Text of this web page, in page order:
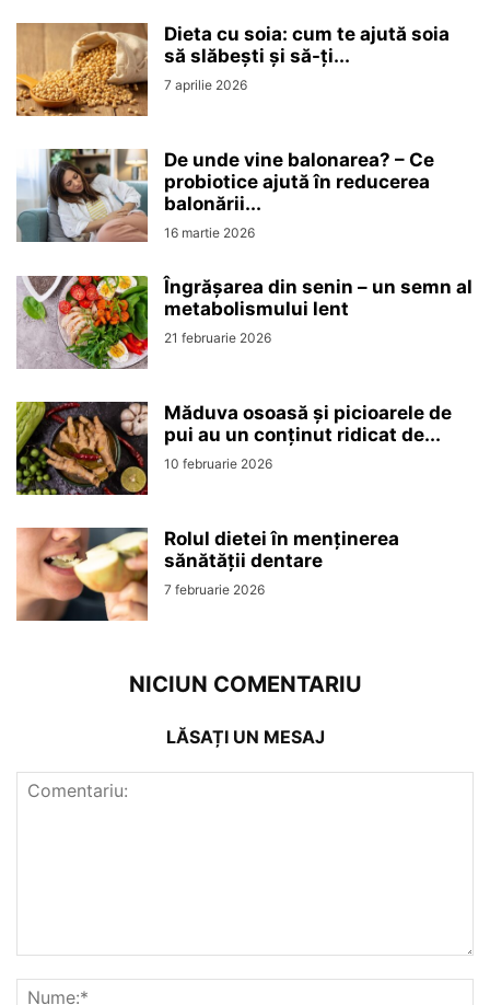
Dieta cu soia: cum te ajută soia
să slăbești și să-ți...
7 aprilie 2026
De unde vine balonarea? – Ce
probiotice ajută în reducerea
balonării...
16 martie 2026
Îngrășarea din senin – un semn al
metabolismului lent
21 februarie 2026
Măduva osoasă și picioarele de
pui au un conținut ridicat de...
10 februarie 2026
Rolul dietei în menținerea
sănătății dentare
7 februarie 2026
NICIUN COMENTARIU
LĂSAȚI UN MESAJ